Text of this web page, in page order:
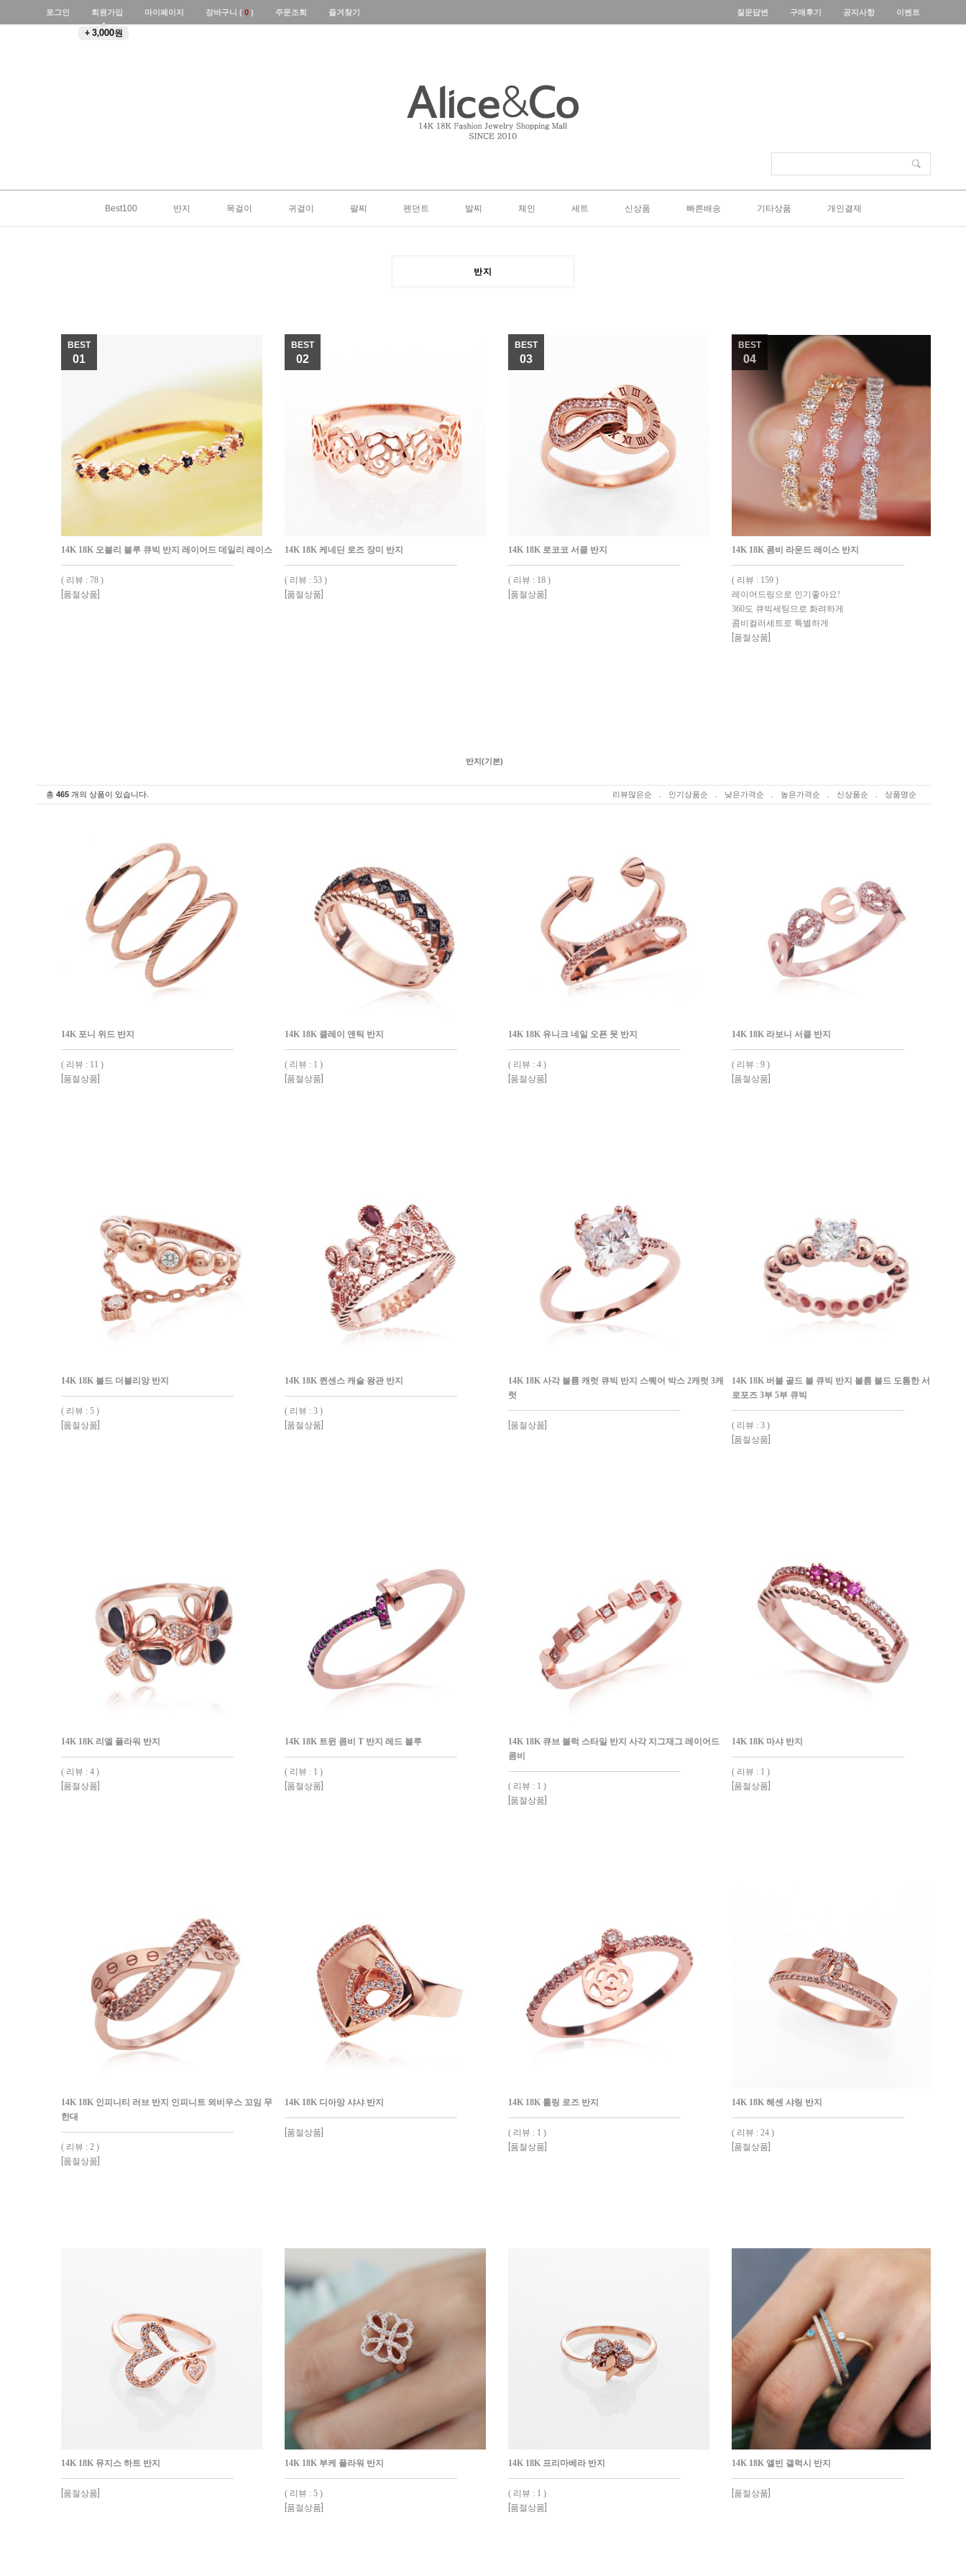
로그인 회원가입
+ 3,000원
마이페이지 장바구니 ( 0 ) 주문조회 즐겨찾기 질문답변 구매후기 공지사항 이벤트
Best100 반지 목걸이 귀걸이 팔찌 펜던트 발찌 체인 세트 신상품 빠른배송 기타상품 개인결제
반지
BEST
01
14K 18K 오블리 블루 큐빅 반지 레이어드 데일리 레이스
( 리뷰 : 78 )
[품절상품]
BEST
02
14K 18K 케네딘 로즈 장미 반지
( 리뷰 : 53 )
[품절상품]
BEST
03
14K 18K 로코코 서클 반지
( 리뷰 : 18 )
[품절상품]
BEST
04
14K 18K 콤비 라운드 레이스 반지
( 리뷰 : 159 )
레이어드링으로 인기좋아요!
360도 큐빅세팅으로 화려하게
콤비컬러세트로 특별하게
[품절상품]
반지(기본)
총 465 개의 상품이 있습니다. 리뷰많은순 인기상품순 낮은가격순 높은가격순 신상품순 상품명순
14K 포니 위드 반지
( 리뷰 : 11 )
[품절상품]
14K 18K 클레이 앤틱 반지
( 리뷰 : 1 )
[품절상품]
14K 18K 유니크 네일 오픈 못 반지
( 리뷰 : 4 )
[품절상품]
14K 18K 라보니 서클 반지
( 리뷰 : 9 )
[품절상품]
14K 18K 볼드 더블리앙 반지
( 리뷰 : 5 )
[품절상품]
14K 18K 퀸센스 캐슬 왕관 반지
( 리뷰 : 3 )
[품절상품]
14K 18K 사각 볼륨 캐럿 큐빅 반지 스퀘어 박스 2캐럿 3캐
럿
[품절상품]
14K 18K 버블 골드 볼 큐빅 반지 볼륨 볼드 도톰한 서클 프
로포즈 3부 5부 큐빅
( 리뷰 : 3 )
[품절상품]
14K 18K 리엘 플라워 반지
( 리뷰 : 4 )
[품절상품]
14K 18K 트윈 콤비 T 반지 레드 블루
( 리뷰 : 1 )
[품절상품]
14K 18K 큐브 블럭 스타일 반지 사각 지그재그 레이어드
콤비
( 리뷰 : 1 )
[품절상품]
14K 18K 마샤 반지
( 리뷰 : 1 )
[품절상품]
14K 18K 인피니티 러브 반지 인피니트 뫼비우스 꼬임 무
한대
( 리뷰 : 2 )
[품절상품]
14K 18K 디아망 샤샤 반지
[품절상품]
14K 18K 롤링 로즈 반지
( 리뷰 : 1 )
[품절상품]
14K 18K 헤센 샤링 반지
( 리뷰 : 24 )
[품절상품]
14K 18K 뮤지스 하트 반지
[품절상품]
14K 18K 부케 플라워 반지
( 리뷰 : 5 )
[품절상품]
14K 18K 프리마베라 반지
( 리뷰 : 1 )
[품절상품]
14K 18K 앨빈 갤럭시 반지
[품절상품]